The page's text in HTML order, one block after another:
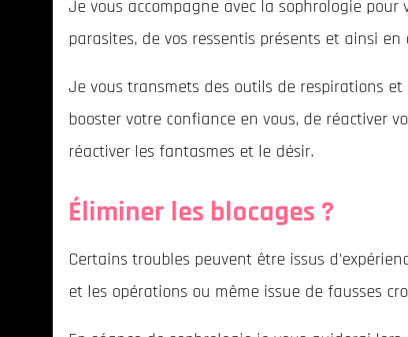
Je vous accompagne avec la sophrologie pour
parasites, de vos ressentis présents et ainsi
Je vous transmets des outils de respirations
booster votre confiance en vous, de réactiver
réactiver les fantasmes et le désir.
Éliminer les blocages ?
Certains troubles peuvent être issus
et les opérations ou même issue de fausses